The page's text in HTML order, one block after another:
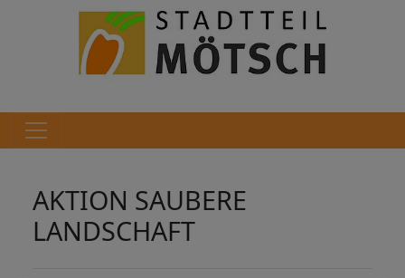
AKTION SAUBERE
LANDSCHAFT